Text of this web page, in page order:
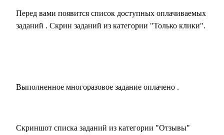
Перед вами появится список доступных оплачиваемых
заданий . Скрин заданий из категории "Только клики".
Выполненное многоразовое задание оплачено .
Скриншот списка заданий из категории "Отзывы"